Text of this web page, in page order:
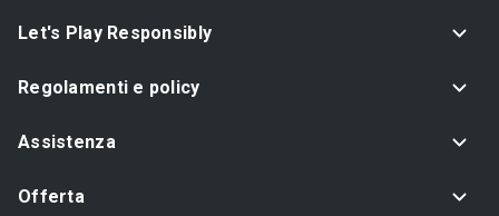
Let's Play Responsibly
Regolamenti e policy
Assistenza
Offerta